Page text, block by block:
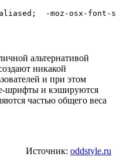
-moz-osx-
альтернативой
никакой
и при этом
шрифты и кэшируются
частью общего веса
Источник: oddstyle.ru